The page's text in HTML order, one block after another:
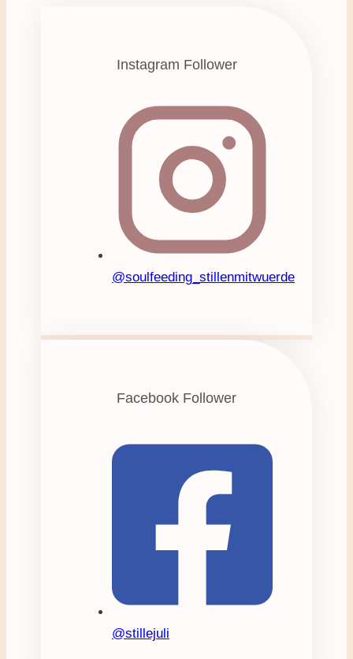
Instagram Follower
@soulfeeding_stillenmitwuerde
Facebook Follower
@stillejuli